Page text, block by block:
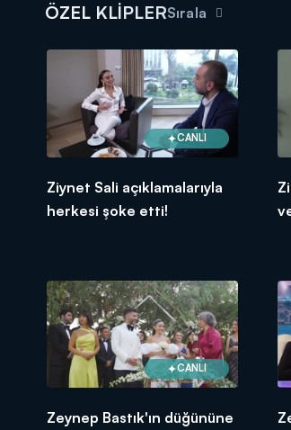
ÖZEL KLİPLERSırala
CANLI
Ziynet Sali açıklamalarıyla
herkesi şoke etti!
CANLI
Zeynep Bastık'ın düğününe